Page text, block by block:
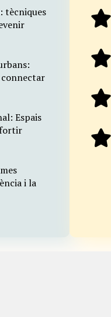
tècniques
Espais
i la